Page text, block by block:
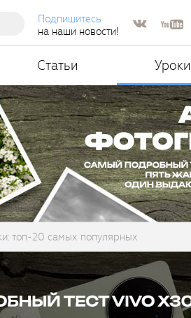
Подпишитесь
на наши новости!
Статьи Уроки
топ-20 самых популярных